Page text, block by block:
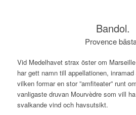
Bandol.
Provence
Vid Medelhavet strax öster om
har gett namn till appellationen,
vilken formar en stor ”amfiteater” runt
vanligaste druvan Mourvèdre som vill
svalkande vind och havsutsikt.